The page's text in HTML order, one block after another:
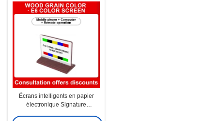
Écrans intelligents en papier
électronique Signature